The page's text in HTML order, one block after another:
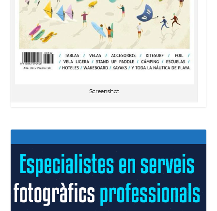
Screenshot